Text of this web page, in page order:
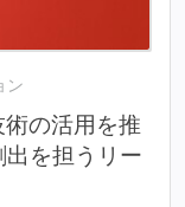
ン
の活用を推
を担うリー